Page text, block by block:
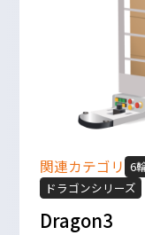
関連カテゴリ 6
ドラゴンシリーズ
Dragon3